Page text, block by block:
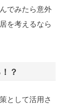
でみたら意外
を考えるなら
？
として活用さ